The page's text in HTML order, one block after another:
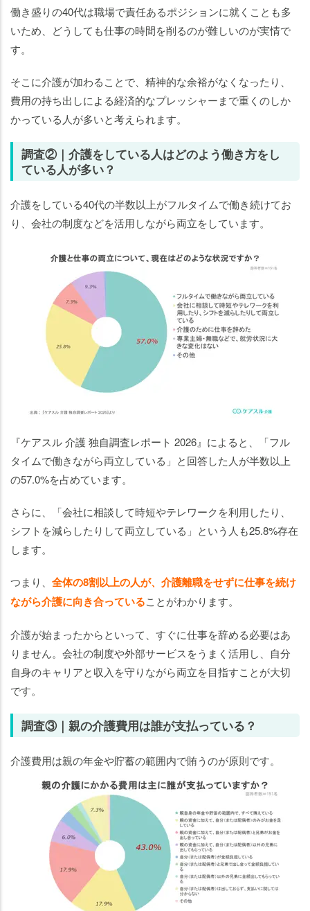
働き盛りの40代は職場で責任あるポジションに就くことも多
いため、どうしても仕事の時間を削るのが難しいのが実情で
す。
そこに介護が加わることで、精神的な余裕がなくなったり、
費用の持ち出しによる経済的なプレッシャーまで重くのしか
かっている人が多いと考えられます。
調査②｜介護をしている人はどのよう働き方をし
ている人が多い？
介護をしている40代の半数以上がフルタイムで働き続けてお
り、会社の制度などを活用しながら両立をしています。
『ケアスル 介護 独自調査レポート 2026』によると、「フル
タイムで働きながら両立している」と回答した人が半数以上
の57.0%を占めています。
さらに、「会社に相談して時短やテレワークを利用したり、
シフトを減らしたりして両立している」という人も25.8%存在
します。
つまり、 全体の8割以上の人が、介護離職をせずに仕事を続け
ながら介護に向き合っていることがわかります。
介護が始まったからといって、すぐに仕事を辞める必要はあ
りません。会社の制度や外部サービスをうまく活用し、自分
自身のキャリアと収入を守りながら両立を目指すことが大切
です。
調査③｜親の介護費用は誰が支払っている？
介護費用は親の年金や貯蓄の範囲内で賄うのが原則です。